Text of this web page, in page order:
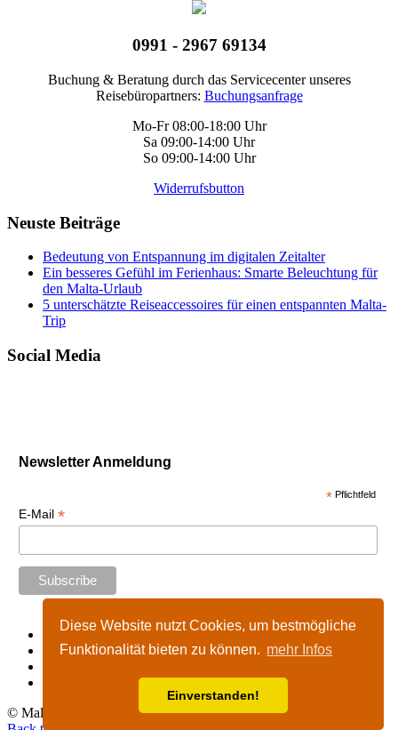
Diese Website nutzt Cookies, um bestmögliche
Funktionalität bieten zu können. mehr Infos
Einverstanden!
0991 - 2967 69134
Buchung & Beratung durch das Servicecenter unseres
Reisebüropartners: Buchungsanfrage
Mo-Fr 08:00-18:00 Uhr
Sa 09:00-14:00 Uhr
So 09:00-14:00 Uhr
Widerrufsbutton
Neuste Beiträge
Bedeutung von Entspannung im digitalen Zeitalter
Ein besseres Gefühl im Ferienhaus: Smarte Beleuchtung für
den Malta-Urlaub
5 unterschätzte Reiseaccessoires für einen entspannten Malta-
Trip
Social Media
Newsletter Anmeldung
* Pflichtfeld
E-Mail *
Start
Impressum
Nutzungshinweise
© Malta-Tours.de - online seit 2002 - 2026